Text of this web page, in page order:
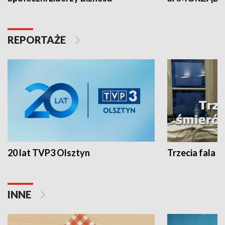
REPORTAŻE
20 lat TVP3 Olsztyn Trzecia fala -
INNE